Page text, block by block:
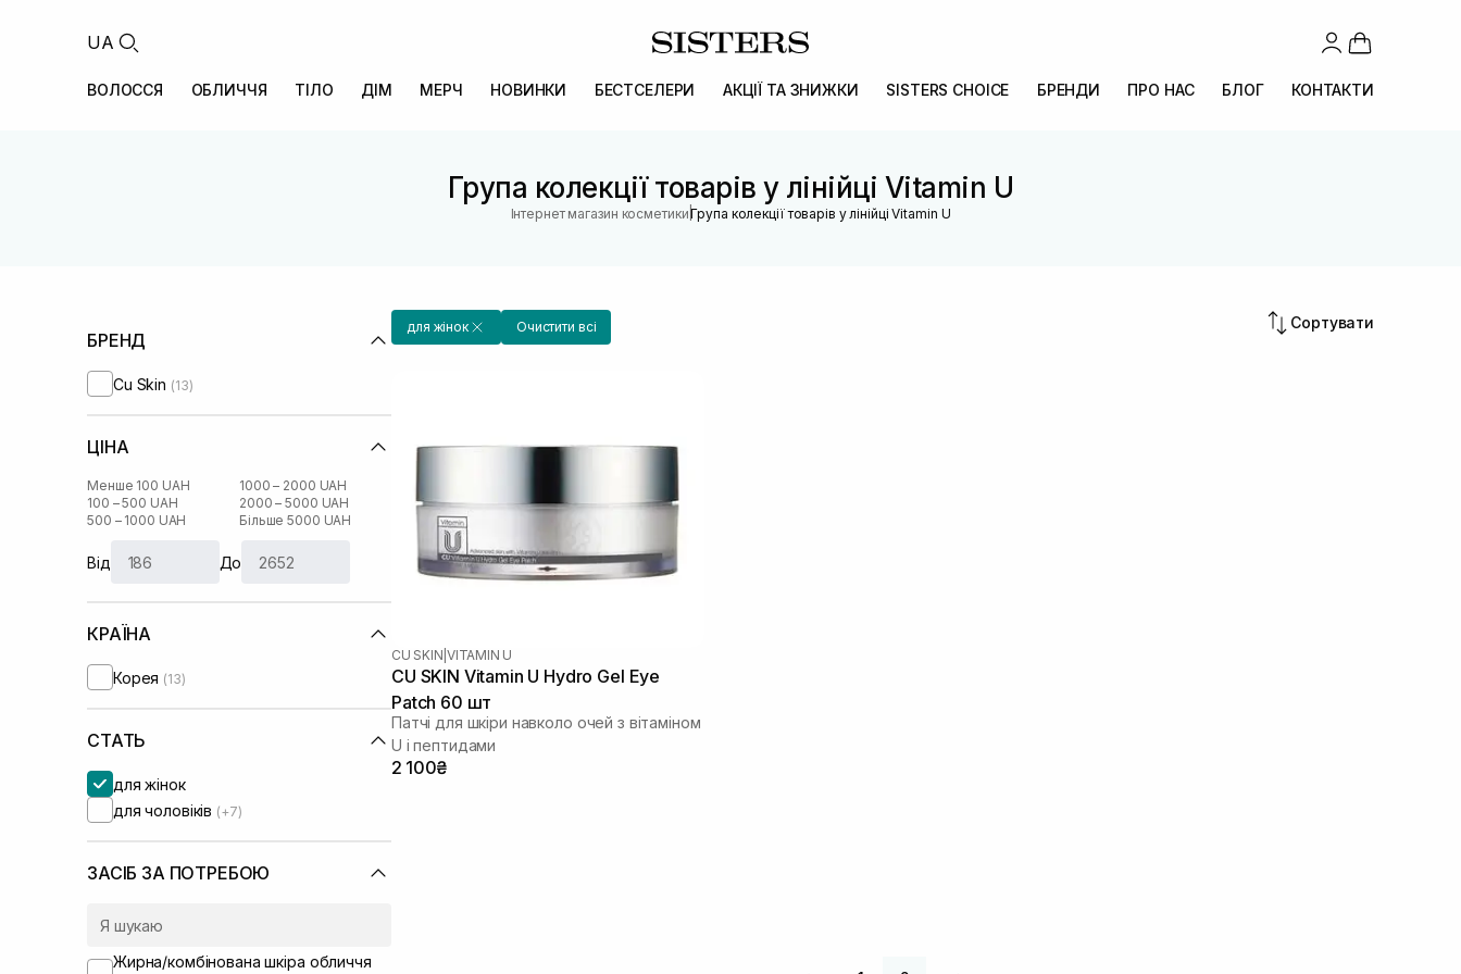
UA
ВОЛОССЯ ОБЛИЧЧЯ ТІЛО ДІМ МЕРЧ НОВИНКИ БЕСТСЕЛЕРИ АКЦІЇ ТА ЗНИЖКИ SISTERS CHOICE БРЕНДИ ПРО НАС БЛОГ КОНТАКТИ
Група колекції товарів у лінійці Vitamin U
Інтернет магазин косметики |Група колекції товарів у лінійці Vitamin U
БРЕНД
Cu Skin (13)
ЦІНА
Менше 100 UAH
100 – 500 UAH
500 – 1000 UAH
1000 – 2000 UAH
2000 – 5000 UAH
Більше 5000 UAH
Від До
КРАЇНА
Корея (13)
СТАТЬ
для жінок
для чоловіків (+7)
ЗАСІБ ЗА ПОТРЕБОЮ
Жирна/комбінована шкіра обличчя
для жінок Очистити всі Сортувати
CU SKIN |VITAMIN U
CU SKIN Vitamin U Hydro Gel Eye
Patch 60 шт
Патчі для шкіри навколо очей з вітаміном
U і пептидами
2 100₴